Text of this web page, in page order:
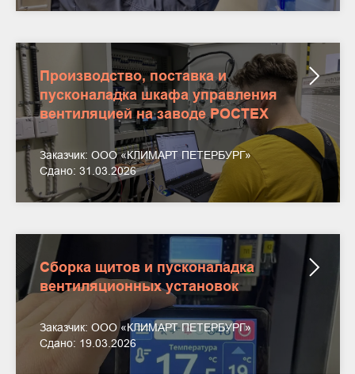
Производство, поставка и
пусконаладка шкафа управления
вентиляцией на заводе РОСТЕХ
Заказчик: ООО «КЛИМАРТ ПЕТЕРБУРГ»
Сдано: 31.03.2026
Сборка щитов и пусконаладка
вентиляционных установок
Заказчик: ООО «КЛИМАРТ ПЕТЕРБУРГ»
Сдано: 19.03.2026